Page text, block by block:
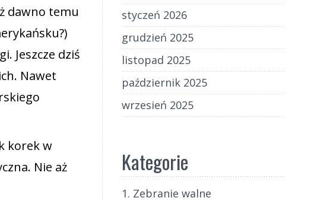
dawno temu
Jeszcze dziś
Nawet
korek w
Nie aż
styczeń 2026
grudzień 2025
listopad 2025
październik 2025
wrzesień 2025
Kategorie
1. Zebranie walne